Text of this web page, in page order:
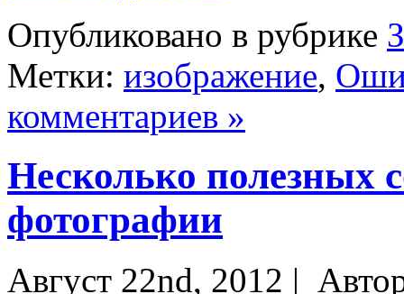
Опубликовано в рубрике
Метки: изображение,
комментариев »
Несколько полезных
фотографии
Август 22nd, 2012 |